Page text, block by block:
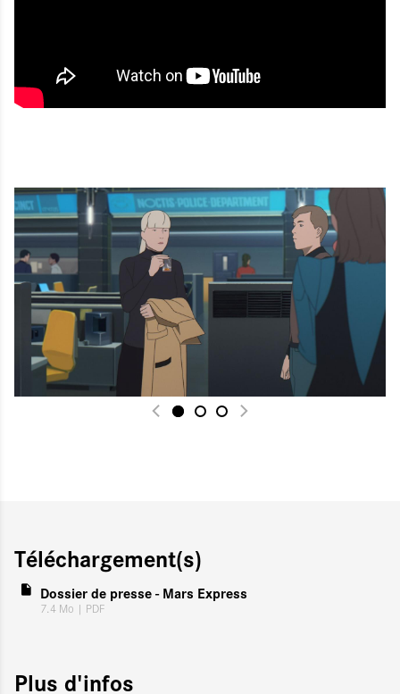
Téléchargement(s)
Dossier de presse - Mars Express
7.4 Mo | PDF
Plus d'infos